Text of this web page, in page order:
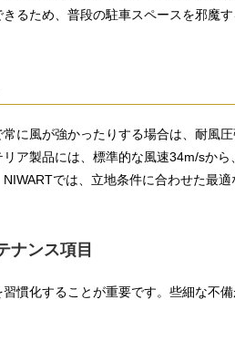
るため、普段の駐車スペースを邪魔
に風が強かったりする場合は、耐風
ア製品には、標準的な風速34m/sか
では、立地条件に合わせた最適
ナンス項目
慣化することが重要です。些細な不